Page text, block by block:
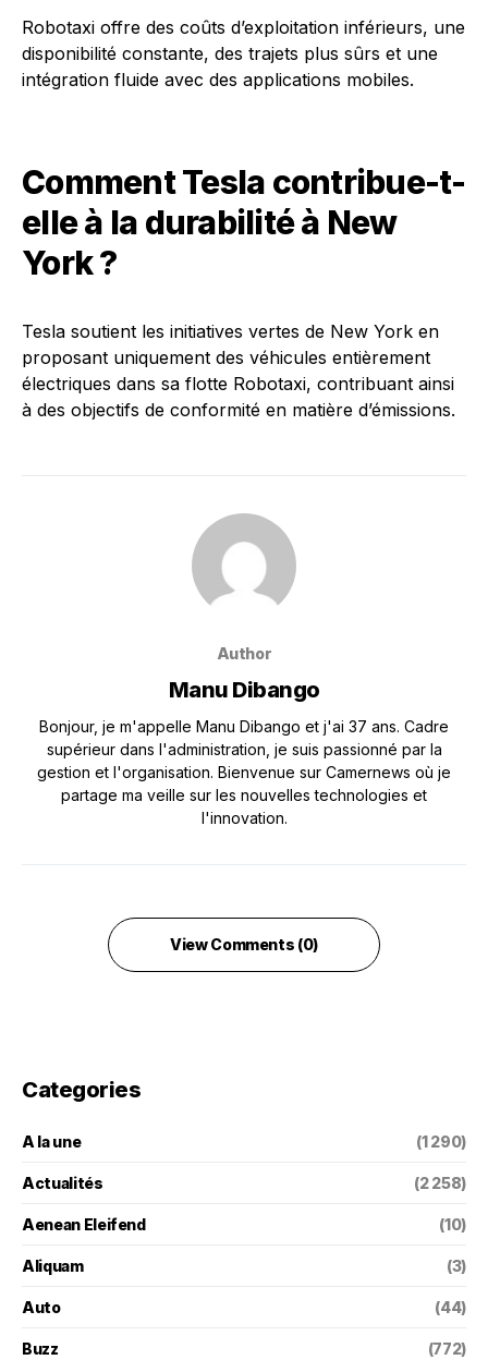
Robotaxi offre des coûts d’exploitation inférieurs, une
disponibilité constante, des trajets plus sûrs et une
intégration fluide avec des applications mobiles.
Comment Tesla contribue-t-
elle à la durabilité à New
York ?
Tesla soutient les initiatives vertes de New York en
proposant uniquement des véhicules entièrement
électriques dans sa flotte Robotaxi, contribuant ainsi
à des objectifs de conformité en matière d’émissions.
Author
Manu Dibango
Bonjour, je m'appelle Manu Dibango et j'ai 37 ans. Cadre
supérieur dans l'administration, je suis passionné par la
gestion et l'organisation. Bienvenue sur Camernews où je
partage ma veille sur les nouvelles technologies et
l'innovation.
View Comments (0)
Categories
A la une (1 290)
Actualités (2 258)
Aenean Eleifend (10)
Aliquam (3)
Auto (44)
Buzz (772)